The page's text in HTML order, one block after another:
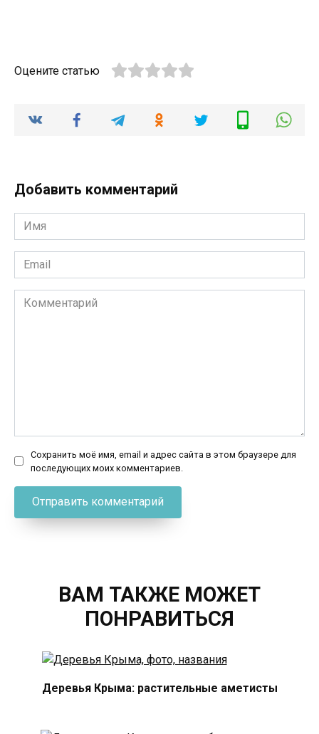
Оцените статью
Добавить комментарий
Имя
*
Email
*
Комментарий
Сохранить моё имя, email и адрес сайта в этом браузере для
последующих моих комментариев.
ВАМ ТАКЖЕ МОЖЕТ
ПОНРАВИТЬСЯ
Деревья Крыма: растительные аметисты